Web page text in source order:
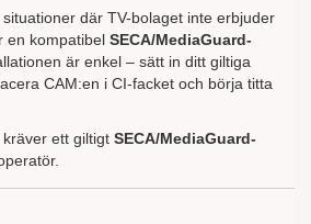
där TV-bolaget inte erbjuder
en kompatibel SECA/MediaGuard-
är enkel – sätt in ditt giltiga
CAM:en i CI-facket och börja titta
ett giltigt SECA/MediaGuard-